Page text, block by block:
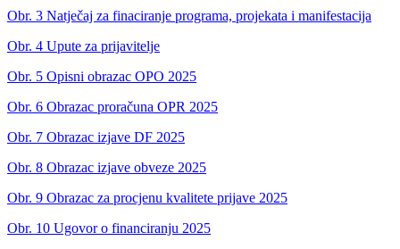
Obr. 3 Natječaj za finaciranje programa, projekata i manifestacija
Obr. 4 Upute za prijavitelje
Obr. 5 Opisni obrazac OPO 2025
Obr. 6 Obrazac proračuna OPR 2025
Obr. 7 Obrazac izjave DF 2025
Obr. 8 Obrazac izjave obveze 2025
Obr. 9 Obrazac za procjenu kvalitete prijave 2025
Obr. 10 Ugovor o financiranju 2025